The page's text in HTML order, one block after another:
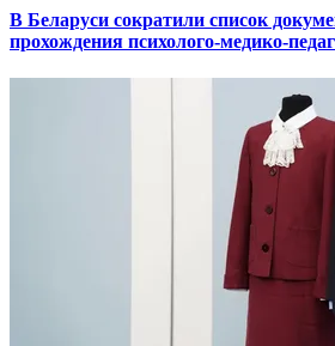
В Беларуси сократили список
прохождения психолого-медико-